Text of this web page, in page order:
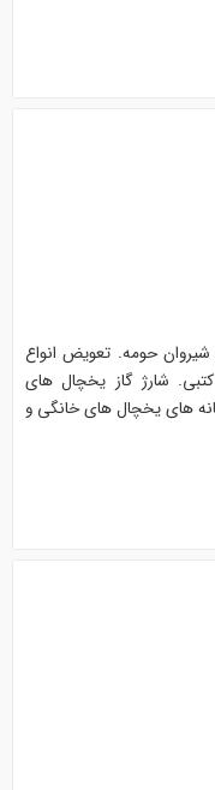
حومه. تعویض انواع
شارژ گاز یخچال های
های یخچال های خانگی و